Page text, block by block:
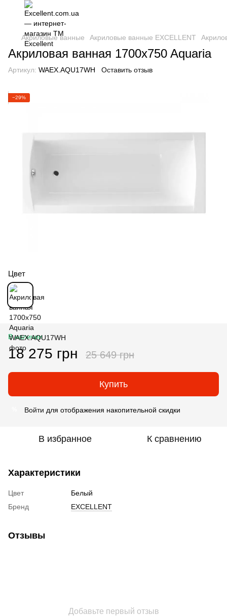
Акриловые ванные Акриловые ванные EXCELLENT
Акриловая ванная 1700x750 Aquaria
Артикул: WAEX.AQU17WH Оставить отзыв
−29%
Цвет
В наличии
18 275 грн 25 649 грн
Купить
Войти для отображения накопительной скидки
В избранное К сравнению
Характеристики
Цвет
Белый
Бренд
EXCELLENT
Отзывы
Добавьте первый отзыв